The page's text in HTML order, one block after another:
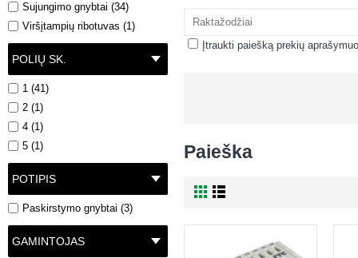
Sujungimo gnybtai (34)
Viršįtampių ribotuvas (1)
POLIŲ SK.
1 (41)
2 (1)
4 (1)
5 (1)
POTIPIS
Paskirstymo gnybtai (3)
GAMINTOJAS
Įtraukti paiešką prekių
Paieška